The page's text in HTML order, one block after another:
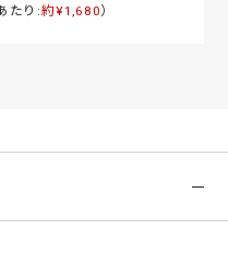
たり:約¥1,680）